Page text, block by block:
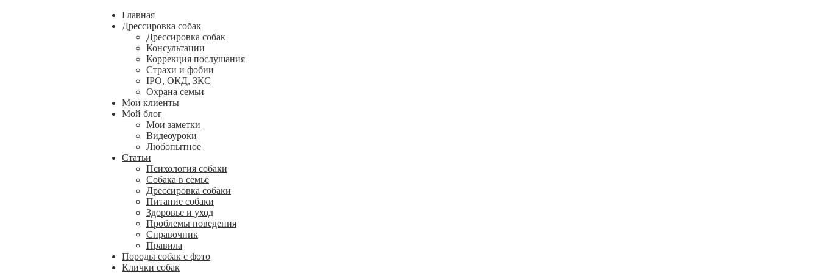
Главная
Дрессировка собак
Дрессировка собак
Консультации
Коррекция послушания
Страхи и фобии
IPO, ОКД, ЗКС
Охрана семьи
Мои клиенты
Мой блог
Мои заметки
Видеоуроки
Любопытное
Статьи
Психология собаки
Собака в семье
Дрессировка собаки
Питание собаки
Здоровье и уход
Проблемы поведения
Справочник
Правила
Породы собак с фото
Клички собак